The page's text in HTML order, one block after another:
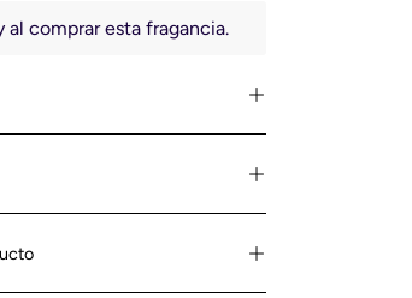
comprar esta fragancia.